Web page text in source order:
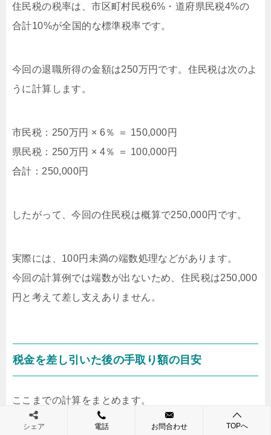
住民税の税率は、市区町村民税6%・道府県民税4%の
合計10%が全国的な標準税率です。
今回の退職所得の金額は250万円です。住民税は次のよ
うに計算します。
市民税：250万円 × 6％ ＝ 150,000円
県民税：250万円 × 4％ ＝ 100,000円
合計：250,000円
したがって、今回の住民税は概算で250,000円です。
実際には、100円未満の端数処理などがあります。
今回の計算例では端数が出ないため、住民税は250,000
円と考えて差し支えありません。
税金を差し引いた後の手取り額の目安
ここまでの計算をまとめます。
退職金は20,000,000円、所得税・復興特別所得税は
シェア 電話 お問合わせ TOPへ